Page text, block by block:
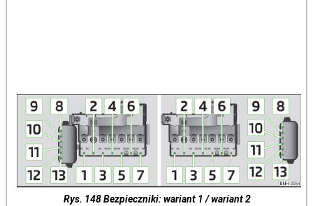
Rys. 148 Bezpieczniki: wariant 1 / wariant 2